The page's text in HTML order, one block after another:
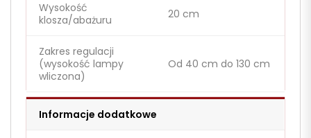
Wysokość
klosza/abażuru
20 cm
Zakres regulacji
(wysokość lampy
wliczona)
Od 40 cm do 130 cm
Informacje dodatkowe